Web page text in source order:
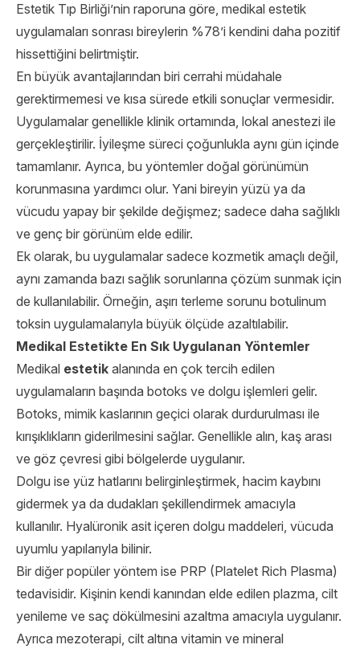
Estetik Tıp Birliği’nin raporuna göre, medikal estetik
uygulamaları sonrası bireylerin %78’i kendini daha pozitif
hissettiğini belirtmiştir.
En büyük avantajlarından biri cerrahi müdahale
gerektirmemesi ve kısa sürede etkili sonuçlar vermesidir.
Uygulamalar genellikle klinik ortamında, lokal anestezi ile
gerçekleştirilir. İyileşme süreci çoğunlukla aynı gün içinde
tamamlanır. Ayrıca, bu yöntemler doğal görünümün
korunmasına yardımcı olur. Yani bireyin yüzü ya da
vücudu yapay bir şekilde değişmez; sadece daha sağlıklı
ve genç bir görünüm elde edilir.
Ek olarak, bu uygulamalar sadece kozmetik amaçlı değil,
aynı zamanda bazı sağlık sorunlarına çözüm sunmak için
de kullanılabilir. Örneğin, aşırı terleme sorunu botulinum
toksin uygulamalarıyla büyük ölçüde azaltılabilir.
Medikal Estetikte En Sık Uygulanan Yöntemler
Medikal estetik alanında en çok tercih edilen
uygulamaların başında botoks ve dolgu işlemleri gelir.
Botoks, mimik kaslarının geçici olarak durdurulması ile
kırışıklıkların giderilmesini sağlar. Genellikle alın, kaş arası
ve göz çevresi gibi bölgelerde uygulanır.
Dolgu ise yüz hatlarını belirginleştirmek, hacim kaybını
gidermek ya da dudakları şekillendirmek amacıyla
kullanılır. Hyalüronik asit içeren dolgu maddeleri, vücuda
uyumlu yapılarıyla bilinir.
Bir diğer popüler yöntem ise PRP (Platelet Rich Plasma)
tedavisidir. Kişinin kendi kanından elde edilen plazma, cilt
yenileme ve saç dökülmesini azaltma amacıyla uygulanır.
Ayrıca mezoterapi, cilt altına vitamin ve mineral